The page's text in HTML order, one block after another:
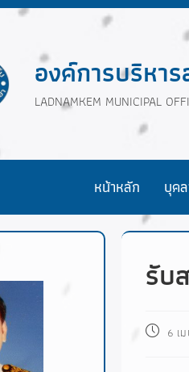
องค์การบริหา
LADNAMKEM MUNICIPAL
หน้าหลัก บุค
รับ
6 เ